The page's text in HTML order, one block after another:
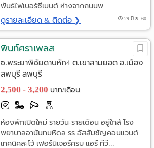
พันธ์ไฟเบอร์ซีเมนต์ ห่างจากถนนพ...
ดูรายละเอียด & ติดต่อ ❯ 29 มิ.ย. 60
พินท์ศราเพลส
ซ.พระยาพิชัยดาบหัก4 ต.เขาสามยอด อ.เมือง
ลพบุรี ลพบุรี
2,500 - 3,200 บาท/เดือน
ห้องพักเปิดใหม่ รายวัน-รายเดือน อยู่ใกล้ โรง
พยาบาลอานันทมหิดล รร.อัสสัมชัญคอนแวนต์
เทคนิคละโว้ เฟอร์นิเจอร์ครบ แอร์ ทีวี...